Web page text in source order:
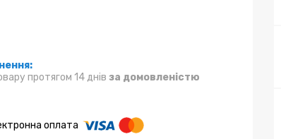
протягом 14 днів за домовленістю